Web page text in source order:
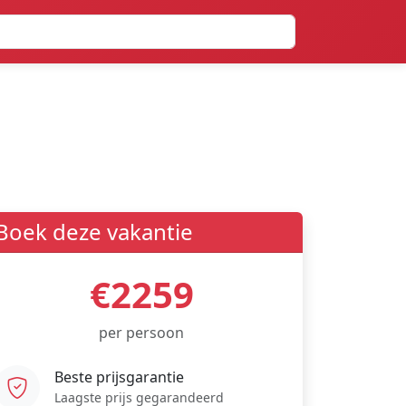
deze vakantie
€2259
per persoon
Beste prijsgarantie
Laagste prijs gegarandeerd